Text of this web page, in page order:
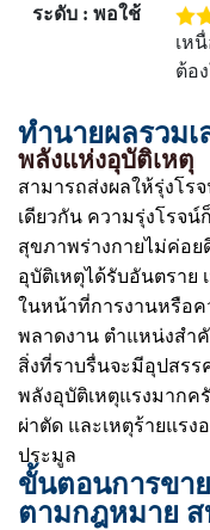
ระดับ : พอใช้
เห
ต้อ
ทำนายผลรวมเ
พลังแห่งอุบัติเหตุ
สามารถส่งผลให้รุ่งโร
เดียวกัน ความรุ่งโรจ
สุขภาพร่างกายไม่ค่อย
อุบัติเหตุได้รับอันตราย
ในหน้าที่การงานหรือค
พลาดงาน ตำแหน่งสำ
สิ่งที่ราบรื่นจะมีอุปสรร
พลังอุบัติเหตุแรงมากค
ผ่าตัด และเหตุร้ายแร
ประมูล
ขั้นตอนการขา
ตามกฎหมาย ส